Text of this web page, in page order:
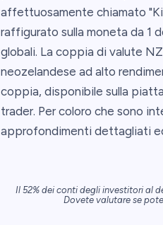
affettuosamente chiamato
raffigurato sulla moneta da 1
globali. La coppia di valute
neozelandese ad alto
coppia, disponibile sulla
trader. Per coloro che sono
approfondimenti dettagliati
Il 52% dei conti degli investitori al
Dovete valutare se